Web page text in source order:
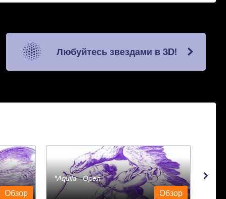
Любуйтесь звездами в 3D!
Обзор
Aquila - Орел
Обзор